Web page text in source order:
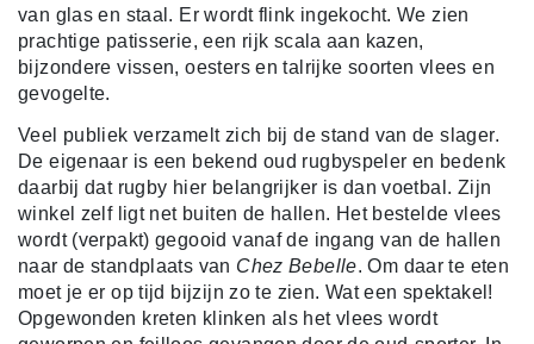
van glas en staal. Er wordt flink ingekocht. We zien
prachtige patisserie, een rijk scala aan kazen,
bijzondere vissen, oesters en talrijke soorten vlees en
gevogelte.
Veel publiek verzamelt zich bij de stand van de slager.
De eigenaar is een bekend oud rugbyspeler en bedenk
daarbij dat rugby hier belangrijker is dan voetbal. Zijn
winkel zelf ligt net buiten de hallen. Het bestelde vlees
wordt (verpakt) gegooid vanaf de ingang van de hallen
naar de standplaats van Chez Bebelle. Om daar te eten
moet je er op tijd bijzijn zo te zien. Wat een spektakel!
Opgewonden kreten klinken als het vlees wordt